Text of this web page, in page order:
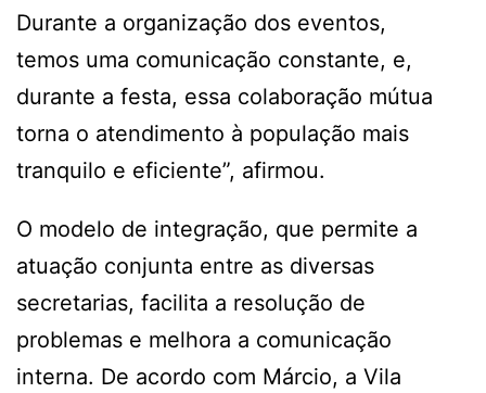
Durante a organização dos eventos,
temos uma comunicação constante, e,
durante a festa, essa colaboração mútua
torna o atendimento à população mais
tranquilo e eficiente”, afirmou.
O modelo de integração, que permite a
atuação conjunta entre as diversas
secretarias, facilita a resolução de
problemas e melhora a comunicação
interna. De acordo com Márcio, a Vila